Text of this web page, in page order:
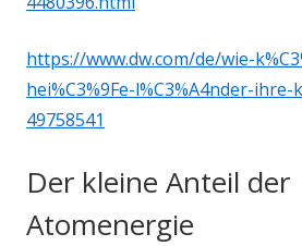
https://www.dw.com/de/wie-
hei%C3%9Fe-l%C3%A4nder-
49758541
Der kleine Anteil der
Atomenergie